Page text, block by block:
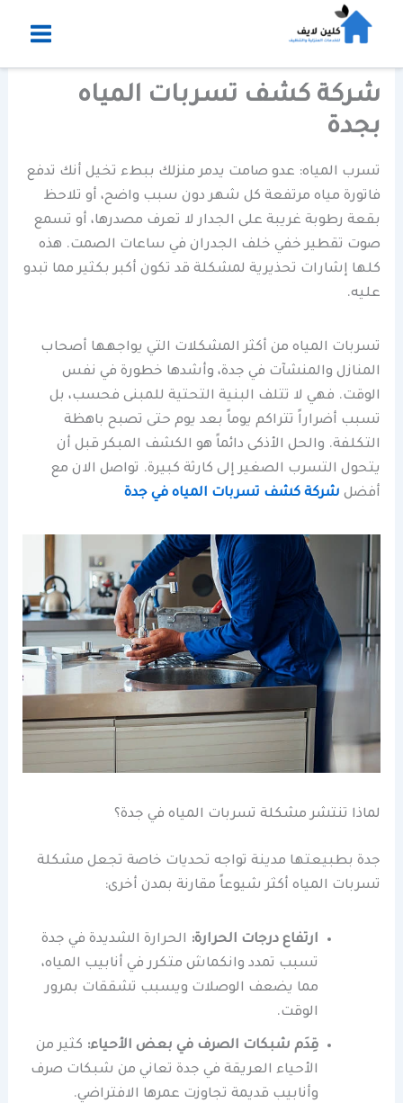
شركة كشف تسربات المياه
بجدة
تسرب المياه: عدو صامت يدمر منزلك ببطء تخيل أنك تدفع
فاتورة مياه مرتفعة كل شهر دون سبب واضح، أو تلاحظ
بقعة رطوبة غريبة على الجدار لا تعرف مصدرها، أو تسمع
صوت تقطير خفي خلف الجدران في ساعات الصمت. هذه
كلها إشارات تحذيرية لمشكلة قد تكون أكبر بكثير مما تبدو
عليه.
تسربات المياه من أكثر المشكلات التي يواجهها أصحاب
المنازل والمنشآت في جدة، وأشدها خطورة في نفس
الوقت. فهي لا تتلف البنية التحتية للمبنى فحسب، بل
تسبب أضراراً تتراكم يوماً بعد يوم حتى تصبح باهظة
التكلفة. والحل الأذكى دائماً هو الكشف المبكر قبل أن
يتحول التسرب الصغير إلى كارثة كبيرة. تواصل الان مع
أفضل شركة كشف تسربات المياه في جدة
لماذا تنتشر مشكلة تسربات المياه في جدة؟
جدة بطبيعتها مدينة تواجه تحديات خاصة تجعل مشكلة
تسربات المياه أكثر شيوعاً مقارنة بمدن أخرى:
ارتفاع درجات الحرارة: الحرارة الشديدة في جدة
تسبب تمدد وانكماش متكرر في أنابيب المياه،
مما يضعف الوصلات ويسبب تشققات بمرور
الوقت.
قِدَم شبكات الصرف في بعض الأحياء: كثير من
الأحياء العريقة في جدة تعاني من شبكات صرف
وأنابيب قديمة تجاوزت عمرها الافتراضي.